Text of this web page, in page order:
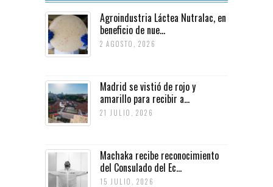
Agroindustria Láctea Nutralac, en
beneficio de nue...
2 AGOSTO, 2026
Madrid se vistió de rojo y
amarillo para recibir a...
21 JULIO, 2026
Machaka recibe reconocimiento
del Consulado del Ec...
15 JULIO, 2026